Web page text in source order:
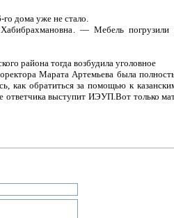
го дома уже не стало.
— Мебель
района тогда возбудила уголовное
Марата Артемьева была
как обратиться за помощью к
ответчика выступит ИЭУП.Вот только